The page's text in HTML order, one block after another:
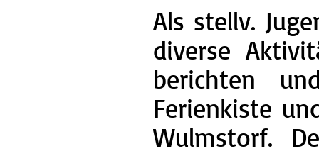
Als stellv.
diverse
berichten
Ferienkiste
Wulmstorf.